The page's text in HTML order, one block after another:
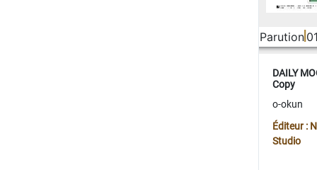
Parution
DAILY
Copy
o-okun
Éditeur :
Studio